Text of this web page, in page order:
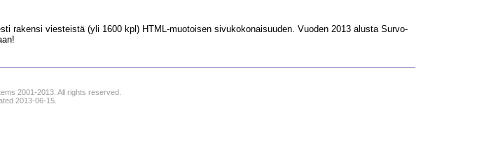
rakensi viesteistä (yli 1600 kpl) HTML-muotoisen sivukokonaisuuden. Vuoden 2013 alusta Survo-
2001-2013. All rights reserved.
2013-06-15.